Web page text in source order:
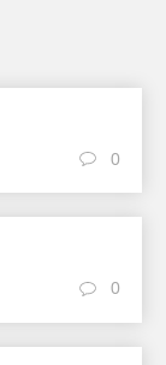
0
0